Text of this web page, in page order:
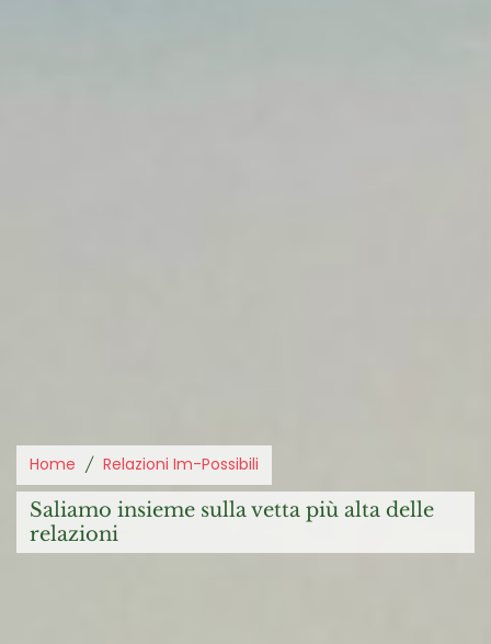
Home Relazioni Im-Possibili
saliamo insieme sulla vetta più alta delle
relazioni